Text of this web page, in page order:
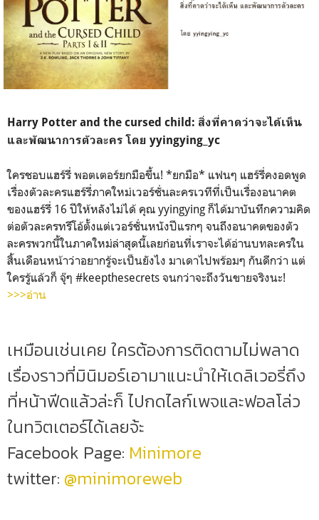
Harry Potter and the cursed child: สิ่งที่คาดว่าจะได้เห็น
และพัฒนาการตัวละคร โดย yyingying_yc
ใครชอบแฮร์รี่ พอตเตอร์ยกมือขึ้น! *ยกมือ* แฟนๆ แฮร์รี่คงอดพูด
เรื่องตัวละครแฮร์รี่ภาคใหม่เวอร์ชั่นละครเวทีที่เป็นเรื่องอนาคต
ของแฮร์รี่ 16 ปีให้หลังไม่ได้ คุณ yyingying ก็ได้มาบันทึกความคิด
ต่อตัวละครทรีโอ้ตั้งแต่เวอร์ชั่นหนังปีแรกๆ จนถึงอนาคตของตัว
ละครพวกนี้ในภาคใหม่ล่าสุดนี้เลยก่อนที่เราจะได้อ่านบทละครใน
สิ้นเดือนหน้าว่าอยากรู้จะเป็นยังไง มาเดาไปพร้อมๆ กันดีกว่า แต่
ใครรู้แล้วก็ จุ๊ๆ #keepthesecrets จนกว่าจะถึงวันขายจริงนะ!
>>>อ่าน
เหมือนเช่นเคย ใครต้องการติดตามไม่พลาด
เรื่องราวที่มินิมอร์เอามาแนะนำให้เดลิเวอรี่ถึง
ที่หน้าฟีดแล้วล่ะก็ ไปกดไลก์เพจและฟอลโล่ว
ในทวิตเตอร์ได้เลยจ้ะ
Facebook Page: Minimore
twitter: @minimoreweb